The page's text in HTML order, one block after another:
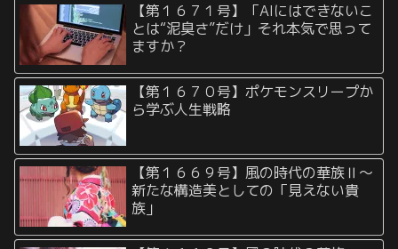
【第１６７１号】「AIにはできないこ
とは“泥臭さ”だけ」それ本気で思って
ますか？
【第１６７０号】ポケモンスリープか
ら学ぶ人生戦略
【第１６６９号】風の時代の華族Ⅱ〜
新たな構造美としての「見えない貴
族」